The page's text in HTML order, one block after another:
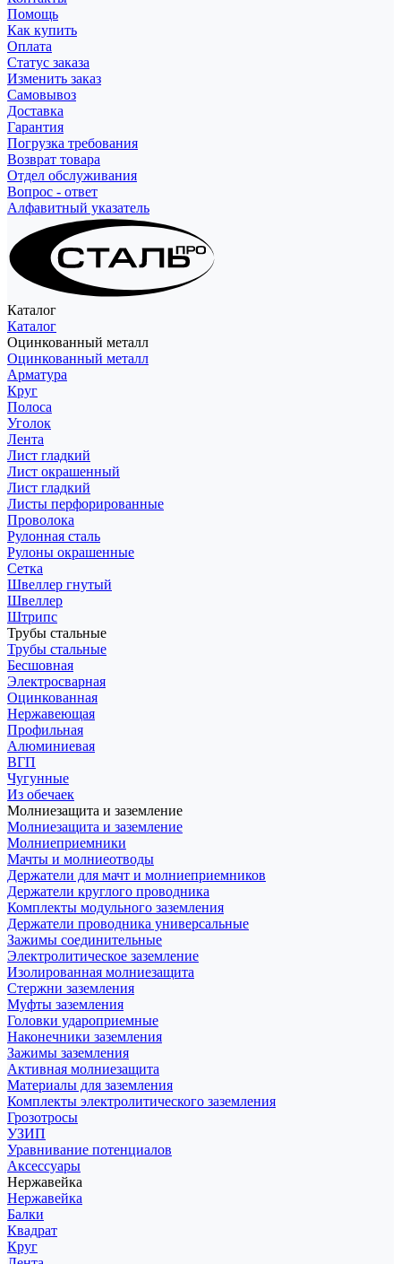
Помощь
Как купить
Оплата
Статус заказа
Изменить заказ
Самовывоз
Доставка
Гарантия
Погрузка требования
Возврат товара
Отдел обслуживания
Вопрос - ответ
Алфавитный указатель
Каталог
Каталог
Оцинкованный металл
Оцинкованный металл
Арматура
Круг
Полоса
Уголок
Лента
Лист гладкий
Лист окрашенный
Лист гладкий
Листы перфорированные
Проволока
Рулонная сталь
Рулоны окрашенные
Сетка
Швеллер гнутый
Швеллер
Штрипс
Трубы стальные
Трубы стальные
Бесшовная
Электросварная
Оцинкованная
Нержавеющая
Профильная
Алюминиевая
ВГП
Чугунные
Из обечаек
Молниезащита и заземление
Молниезащита и заземление
Молниеприемники
Мачты и молниеотводы
Держатели для мачт и молниеприемников
Держатели круглого проводника
Комплекты модульного заземления
Держатели проводника универсальные
Зажимы соединительные
Электролитическое заземление
Изолированная молниезащита
Стержни заземления
Муфты заземления
Головки удароприемные
Наконечники заземления
Зажимы заземления
Активная молниезащита
Материалы для заземления
Комплекты электролитического заземления
Грозотросы
УЗИП
Уравнивание потенциалов
Аксессуары
Нержавейка
Нержавейка
Балки
Квадрат
Круг